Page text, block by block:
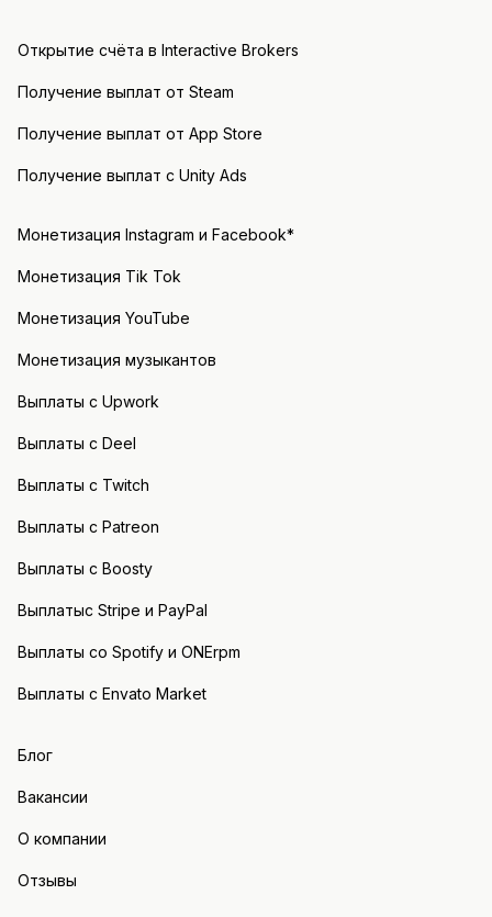
Открытие счёта в Interactive Brokers
Получение выплат от Steam
Получение выплат от App Store
Получение выплат с Unity Ads
Монетизация Instagram и Facebook*
Монетизация Tik Tok
Монетизация YouTube
Монетизация музыкантов
Выплаты с Upwork
Выплаты с Deel
Выплаты с Twitch
Выплаты с Patreon
Выплаты с Boosty
Выплатыс Stripe и PayPal
Выплаты со Spotify и ONErpm
Выплаты с Envato Market
Блог
Вакансии
О компании
Отзывы